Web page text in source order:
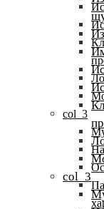
col_3
col_3